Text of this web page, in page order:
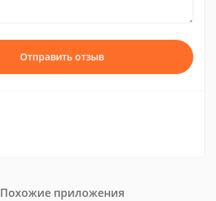
Отправить отзыв
Похожие приложения